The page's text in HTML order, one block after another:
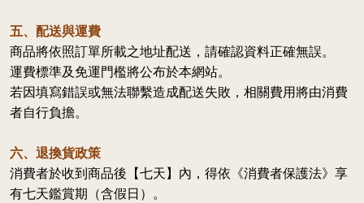
五、配送與運費
商品將依照訂單所載之地址配送，請確認資料正確無誤。
運費標準及免運門檻將公布於本網站。
若因填寫錯誤或無法聯繫造成配送失敗，相關費用將由消費
者自行負擔。
六、退換貨政策
消費者於收到商品後【七天】內，得依《消費者保護法》享
有七天鑑賞期（含假日）。